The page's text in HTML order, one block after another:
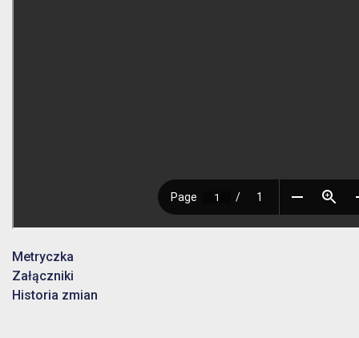
Metryczka
Załączniki
Historia zmian